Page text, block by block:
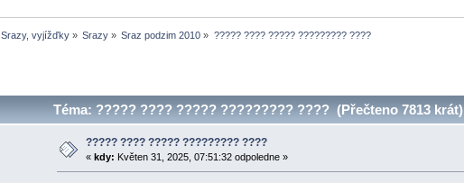
Srazy, vyjížďky» Srazy » Sraz podzim 2010 » ????? ???? ????? ????????? ????
Téma: ????? ???? ????? ????????? ???? (Přečteno 7813 krát)
????? ???? ????? ????????? ????
« kdy: Květen 31, 2025, 07:51:32 odpoledne »